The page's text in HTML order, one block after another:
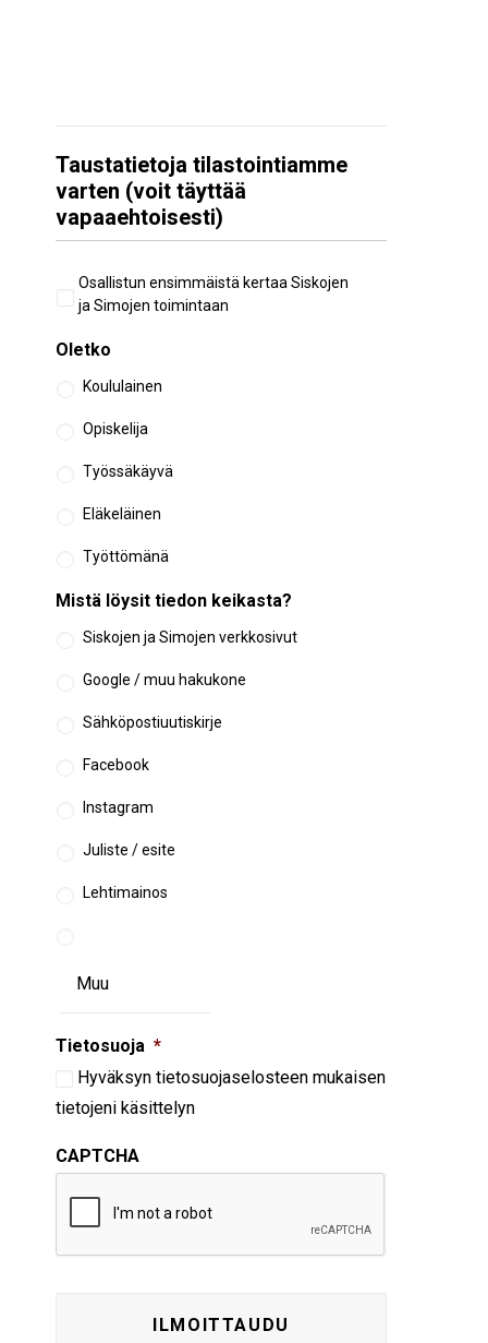
Taustatietoja tilastointiamme
varten (voit täyttää
vapaaehtoisesti)
Aiempi
osallistuminen
Osallistun ensimmäistä kertaa Siskojen
ja Simojen toimintaan
Oletko
Koululainen
Opiskelija
Työssäkäyvä
Eläkeläinen
Työttömänä
Mistä löysit tiedon keikasta?
Siskojen ja Simojen verkkosivut
Google / muu hakukone
Sähköpostiuutiskirje
Facebook
Instagram
Juliste / esite
Lehtimainos
Tietosuoja *
Hyväksyn tietosuojaselosteen mukaisen
tietojeni käsittelyn
CAPTCHA